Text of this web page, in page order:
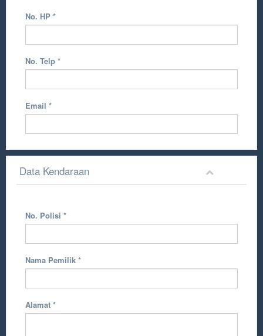
No. HP *
No. Telp *
Email *
Data Kendaraan
No. Polisi *
Nama Pemilik *
Alamat *